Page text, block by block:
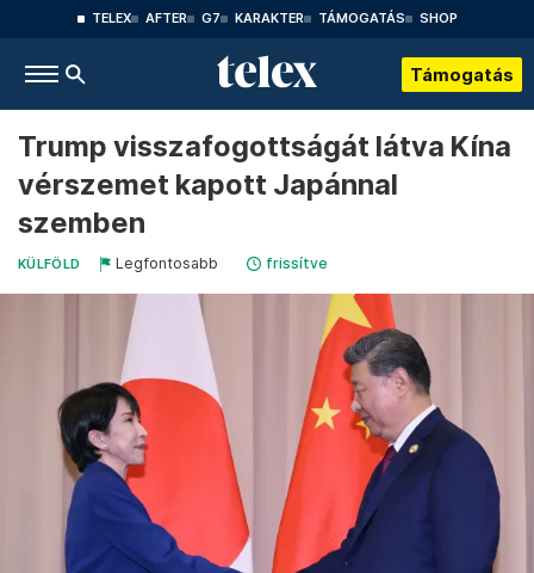
TELEX AFTER G7 KARAKTER TÁMOGATÁS SHOP
Támogatás
Trump visszafogottságát látva Kína
vérszemet kapott Japánnal
szemben
KÜLFÖLD Legfontosabb frissítve